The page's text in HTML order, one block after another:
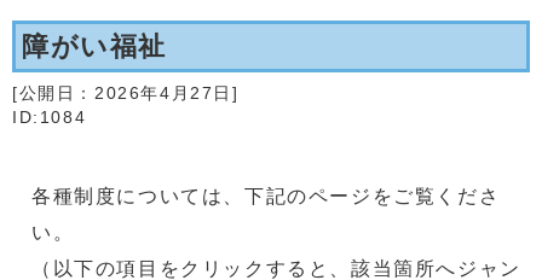
障がい福祉
[公開日： 2026年4月27日 ]
ID:1084
各種制度については、下記のページをご覧くださ
い。
（以下の項目をクリックすると、該当箇所へジャン